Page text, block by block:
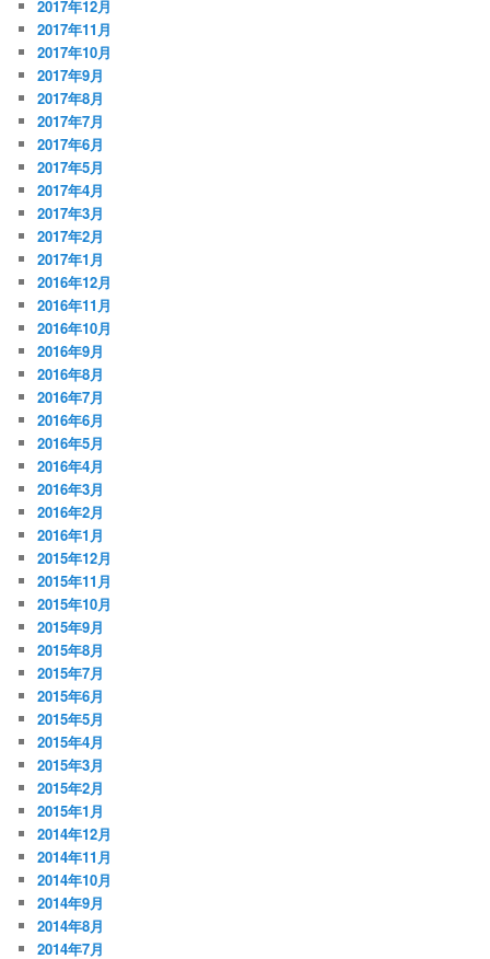
2017年12月
2017年11月
2017年10月
2017年9月
2017年8月
2017年7月
2017年6月
2017年5月
2017年4月
2017年3月
2017年2月
2017年1月
2016年12月
2016年11月
2016年10月
2016年9月
2016年8月
2016年7月
2016年6月
2016年5月
2016年4月
2016年3月
2016年2月
2016年1月
2015年12月
2015年11月
2015年10月
2015年9月
2015年8月
2015年7月
2015年6月
2015年5月
2015年4月
2015年3月
2015年2月
2015年1月
2014年12月
2014年11月
2014年10月
2014年9月
2014年8月
2014年7月